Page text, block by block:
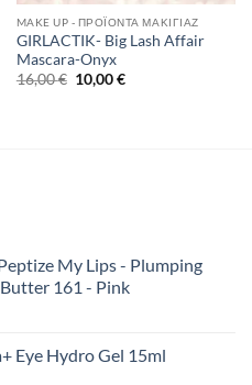
MAKE UP - ΠΡΟΪΌΝΤΑ ΜΑΚΙΓΙΆΖ
GIRLACTIK- Big Lash Affair
Mascara-Onyx
16,00€ Original
price
10,00€Η
My Lips - Plumping
161 - Pink
Eye Hydro Gel 15ml